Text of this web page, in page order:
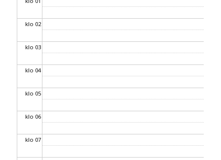
klo 02
klo 03
klo 04
klo 05
klo 06
klo 07